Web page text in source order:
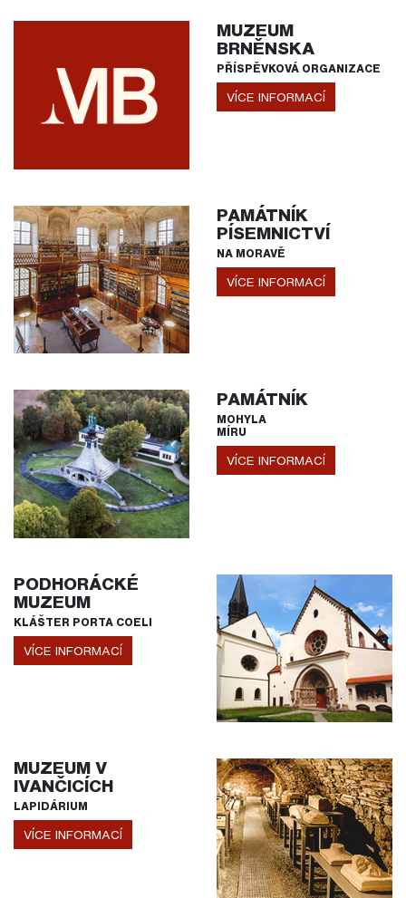
MUZEUM
BRNĚNSKA
PŘÍSPĚVKOVÁ ORGANIZACE
VÍCE INFORMACÍ
PAMÁTNÍK
PÍSEMNICTVÍ
NA MORAVĚ
VÍCE INFORMACÍ
PAMÁTNÍK
MOHYLA
MÍRU
VÍCE INFORMACÍ
PODHORÁCKÉ
MUZEUM
KLÁŠTER PORTA COELI
VÍCE INFORMACÍ
MUZEUM V
IVANČICÍCH
LAPIDÁRIUM
VÍCE INFORMACÍ